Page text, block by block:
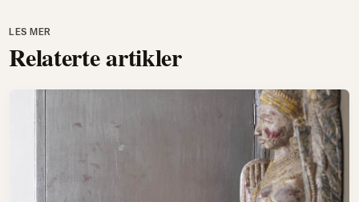
LES MER
Relaterte artikler